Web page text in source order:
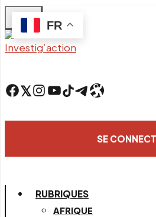
Skip
to
main
Facebook Twitter Instagram YouTube TikTok TelegramLien
SE
RUBRIQUES
AFRIQUE
FR